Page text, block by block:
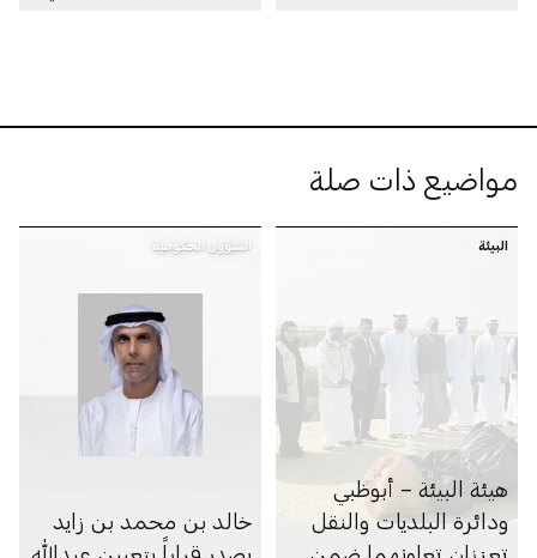
مواضيع ذات صلة
البيئة
هيئة البيئة – أبوظبي
ودائرة البلديات والنقل
الشؤون الحكومية
خالد بن محمد بن زايد